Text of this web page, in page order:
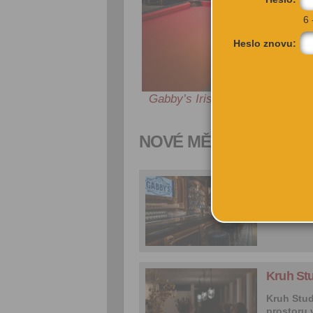
Gabby’s Irish Pub
– Irský bar
NOVÉ MĚSTO
Kruh
Kruh
6
Heslo znovu: